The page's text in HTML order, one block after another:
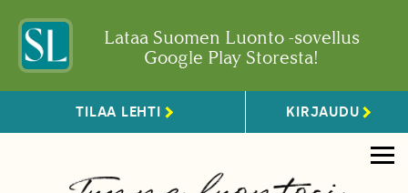
Lataa Suomen Luonto -sovellus
Google Play Storesta!
TILAA LEHTI KIRJAUDU